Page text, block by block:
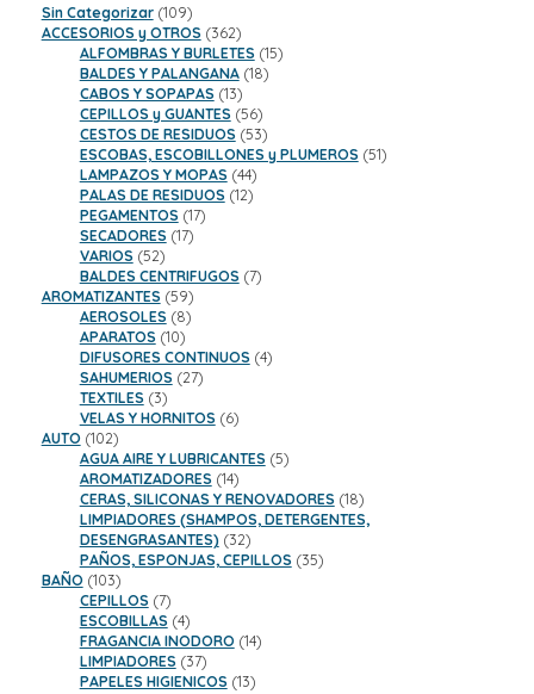
Sin Categorizar 109109
productos
ACCESORIOS y OTROS 362362
productos
ALFOMBRAS Y BURLETES 1515
BALDES Y PALANGANA 1818
CABOS Y SOPAPAS 1313
productos
CEPILLOS y GUANTES 5656
productos
CESTOS DE RESIDUOS 5353
productos
ESCOBAS, ESCOBILLONES y PLUMEROS 5151
LAMPAZOS Y MOPAS 4444
productos
PALAS DE RESIDUOS 1212
PEGAMENTOS 1717
SECADORES 1717
VARIOS 5252
productos
BALDES CENTRIFUGOS 77
AROMATIZANTES 5959
productos
AEROSOLES 88
productos
APARATOS 1010
productos
DIFUSORES CONTINUOS 44
SAHUMERIOS 2727
TEXTILES 33
productos
VELAS Y HORNITOS 66
AUTO 102102
productos
AGUA AIRE Y LUBRICANTES 55
AROMATIZADORES 1414
productos
CERAS, SILICONAS Y RENOVADORES 1818
productos
LIMPIADORES (SHAMPOS, DETERGENTES,
DESENGRASANTES) 3232
productos
PAÑOS, ESPONJAS, CEPILLOS 3535
BAÑO 103103
productos
CEPILLOS 77
productos
ESCOBILLAS 44
productos
FRAGANCIA INODORO 1414
LIMPIADORES 3737
productos
PAPELES HIGIENICOS 1313